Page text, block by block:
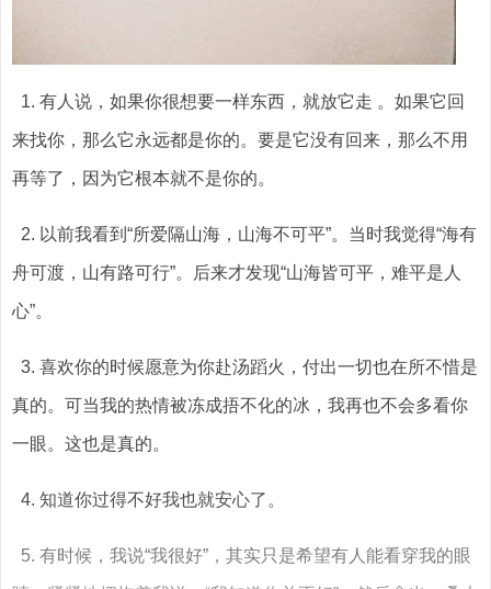
1. 有人说，如果你很想要一样东西，就放它走 。如果它回
来找你，那么它永远都是你的。要是它没有回来，那么不用
再等了，因为它根本就不是你的。
2. 以前我看到“所爱隔山海，山海不可平”。当时我觉得“海有
舟可渡，山有路可行”。后来才发现“山海皆可平，难平是人
心”。
3. 喜欢你的时候愿意为你赴汤蹈火，付出一切也在所不惜是
真的。可当我的热情被冻成捂不化的冰，我再也不会多看你
一眼。这也是真的。
4. 知道你过得不好我也就安心了。
5. 有时候，我说“我很好”，其实只是希望有人能看穿我的眼